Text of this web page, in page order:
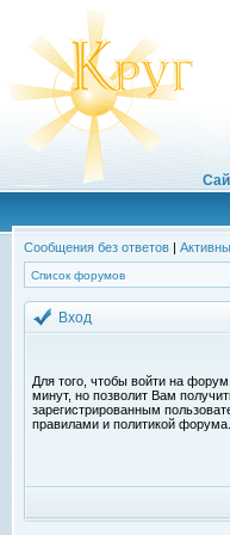
Сообщения без ответов |
Список форумов
Вход
Для того, чтобы войти на
минут, но позволит Вам
зарегистрированным
правилами и политикой